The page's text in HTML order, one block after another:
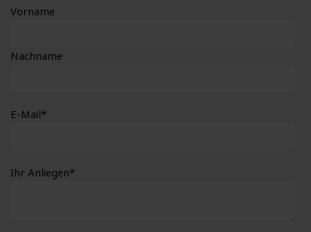
Vorname
Nachname
E-Mail*
Ihr Anliegen*